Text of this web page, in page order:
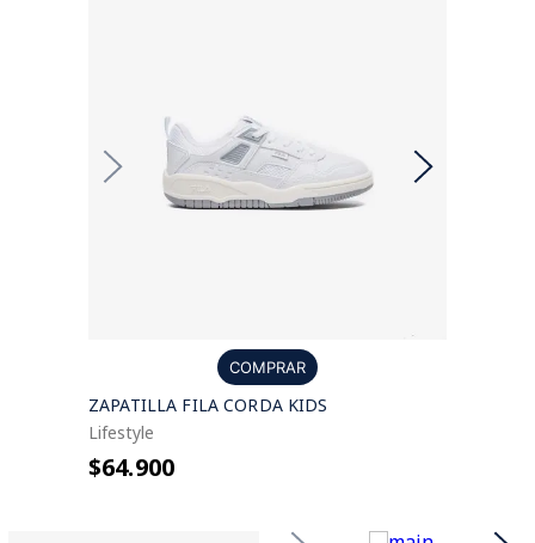
COMPRAR
ZAPATILLA FILA CORDA KIDS
Lifestyle
$64.900